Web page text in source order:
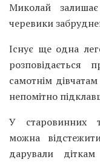
Миколай
черевики
Існує ще одна
самотнім
непомітно
У старовинних
можна
дарували